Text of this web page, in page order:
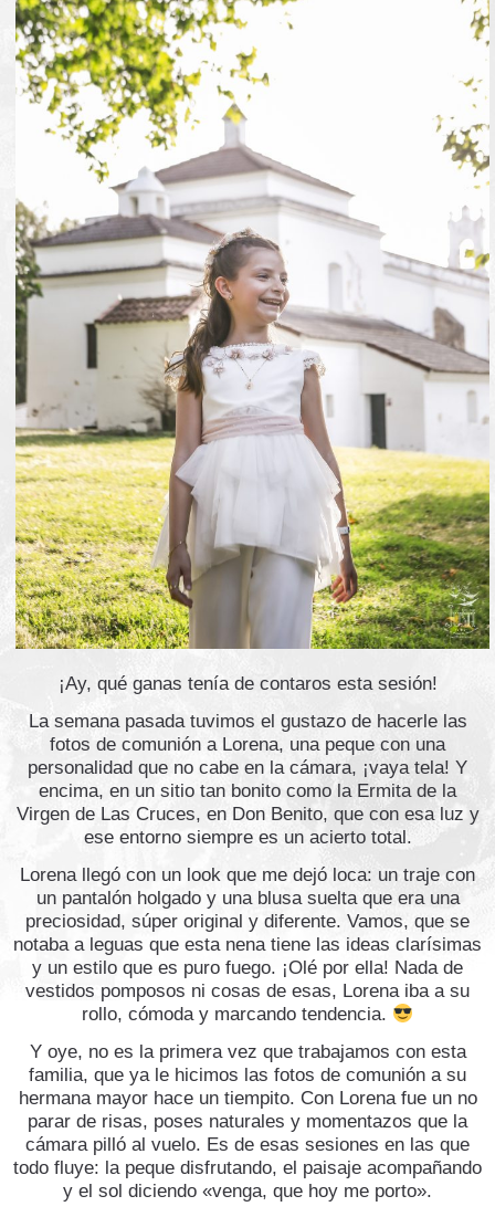
¡Ay, qué ganas tenía de contaros esta sesión!
La semana pasada tuvimos el gustazo de hacerle las
fotos de comunión a Lorena, una peque con una
personalidad que no cabe en la cámara, ¡vaya tela! Y
encima, en un sitio tan bonito como la Ermita de la
Virgen de Las Cruces, en Don Benito, que con esa luz y
ese entorno siempre es un acierto total.
Lorena llegó con un look que me dejó loca: un traje con
un pantalón holgado y una blusa suelta que era una
preciosidad, súper original y diferente. Vamos, que se
notaba a leguas que esta nena tiene las ideas clarísimas
y un estilo que es puro fuego. ¡Olé por ella! Nada de
vestidos pomposos ni cosas de esas, Lorena iba a su
rollo, cómoda y marcando tendencia.
Y oye, no es la primera vez que trabajamos con esta
familia, que ya le hicimos las fotos de comunión a su
hermana mayor hace un tiempito. Con Lorena fue un no
parar de risas, poses naturales y momentazos que la
cámara pilló al vuelo. Es de esas sesiones en las que
todo fluye: la peque disfrutando, el paisaje acompañando
y el sol diciendo «venga, que hoy me porto».